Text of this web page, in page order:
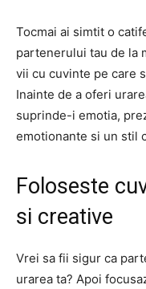
Tocmai ai simtit o
partenerului tau de la
vii cu cuvinte pe care
Inainte de a oferi
suprinde-i emotia,
emotionante si un stil
Foloseste
si creative
Vrei sa fii sigur ca
urarea ta? Apoi